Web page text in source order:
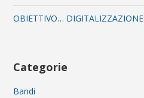
OBIETTIVO… DIGITALIZZAZIONE
Categorie
Bandi